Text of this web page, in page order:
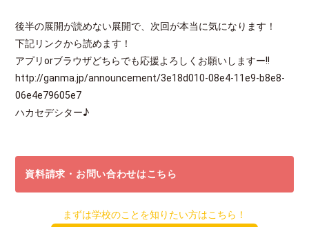
後半の展開が読めない展開で、次回が本当に気になります！
下記リンクから読めます！
アプリorブラウザどちらでも応援よろしくお願いしますー!!
http://ganma.jp/announcement/3e18d010-08e4-11e9-b8e8-
06e4e79605e7
ハカセデシター♪
資料請求・お問い合わせはこちら
まずは学校のことを知りたい方はこちら！